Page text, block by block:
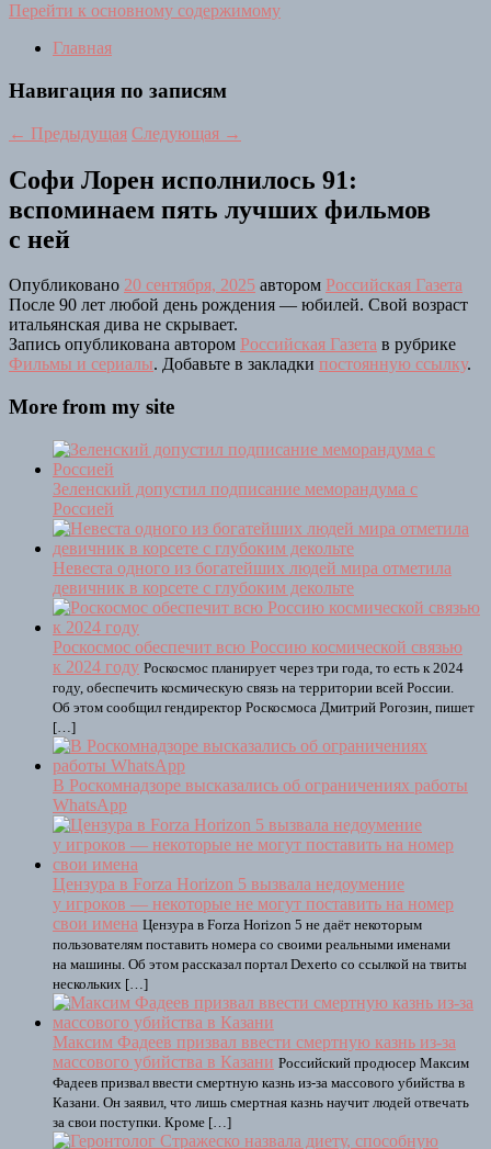
Перейти к основному содержимому
Главная
Навигация по записям
← Предыдущая Следующая →
Софи Лорен исполнилось 91:
вспоминаем пять лучших фильмов
с ней
Опубликовано 20 сентября, 2025 автором Российская Газета
После 90 лет любой день рождения — юбилей. Свой возраст
итальянская дива не скрывает.
Запись опубликована автором Российская Газета в рубрике
Фильмы и сериалы. Добавьте в закладки постоянную ссылку.
More from my site
Зеленский допустил подписание меморандума с
Россией
Невеста одного из богатейших людей мира отметила
девичник в корсете с глубоким декольте
Роскосмос обеспечит всю Россию космической связью
к 2024 году Роскосмос планирует через три года, то есть к 2024
году, обеспечить космическую связь на территории всей России.
Об этом сообщил гендиректор Роскосмоса Дмитрий Рогозин, пишет
[…]
В Роскомнадзоре высказались об ограничениях работы
WhatsApp
Цензура в Forza Horizon 5 вызвала недоумение
у игроков — некоторые не могут поставить на номер
свои имена Цензура в Forza Horizon 5 не даёт некоторым
пользователям поставить номера со своими реальными именами
на машины. Об этом рассказал портал Dexerto со ссылкой на твиты
нескольких […]
Максим Фадеев призвал ввести смертную казнь из-за
массового убийства в Казани Российский продюсер Максим
Фадеев призвал ввести смертную казнь из-за массового убийства в
Казани. Он заявил, что лишь смертная казнь научит людей отвечать
за свои поступки. Кроме […]